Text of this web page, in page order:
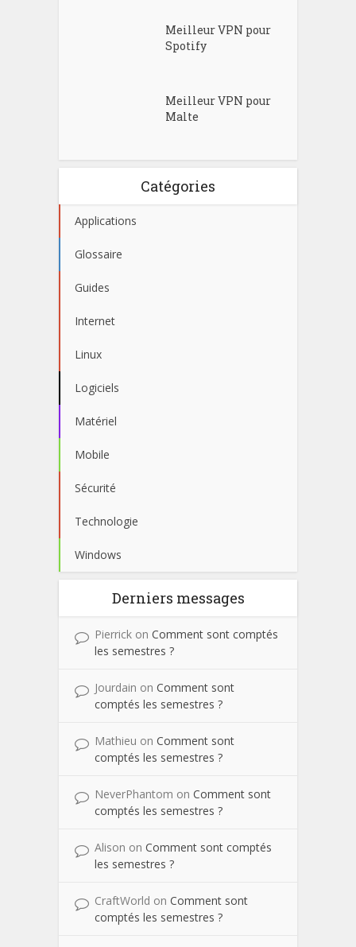
Meilleur VPN pour
Spotify
Meilleur VPN pour
Malte
Catégories
Applications
Glossaire
Guides
Internet
Linux
Logiciels
Matériel
Mobile
Sécurité
Technologie
Windows
Derniers messages
Pierrick on Comment sont comptés
les semestres ?
Jourdain on Comment sont
comptés les semestres ?
Mathieu on Comment sont
comptés les semestres ?
NeverPhantom on Comment sont
comptés les semestres ?
Alison on Comment sont comptés
les semestres ?
CraftWorld on Comment sont
comptés les semestres ?